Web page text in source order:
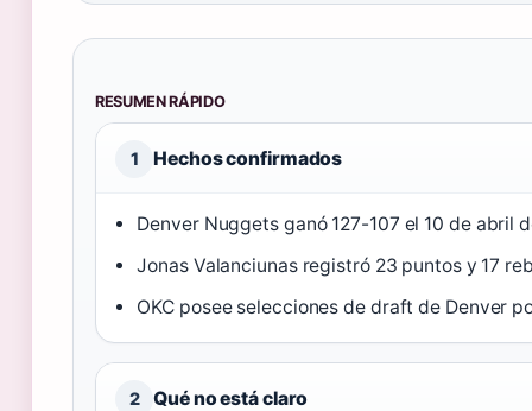
RESUMEN RÁPIDO
1 Hechos confirmados
Denver Nuggets ganó 127-107 el 10 de abril
Jonas Valanciunas registró 23 puntos y 17
OKC posee selecciones de draft de Denver
2 Qué no está claro